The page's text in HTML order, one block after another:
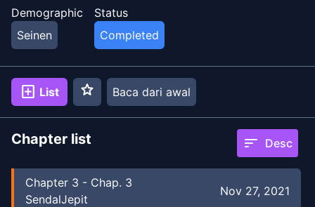
Demographic
Seinen
Status
Completed
add_box List star Baca dari awal
Chapter list sort Desc
Chapter 3 - Chap. 3
SendalJepit
Nov 27, 2021